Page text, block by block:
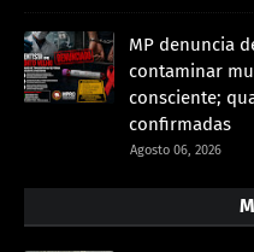
MP denuncia
contaminar
consciente;
confirmadas
Agosto 06, 2026